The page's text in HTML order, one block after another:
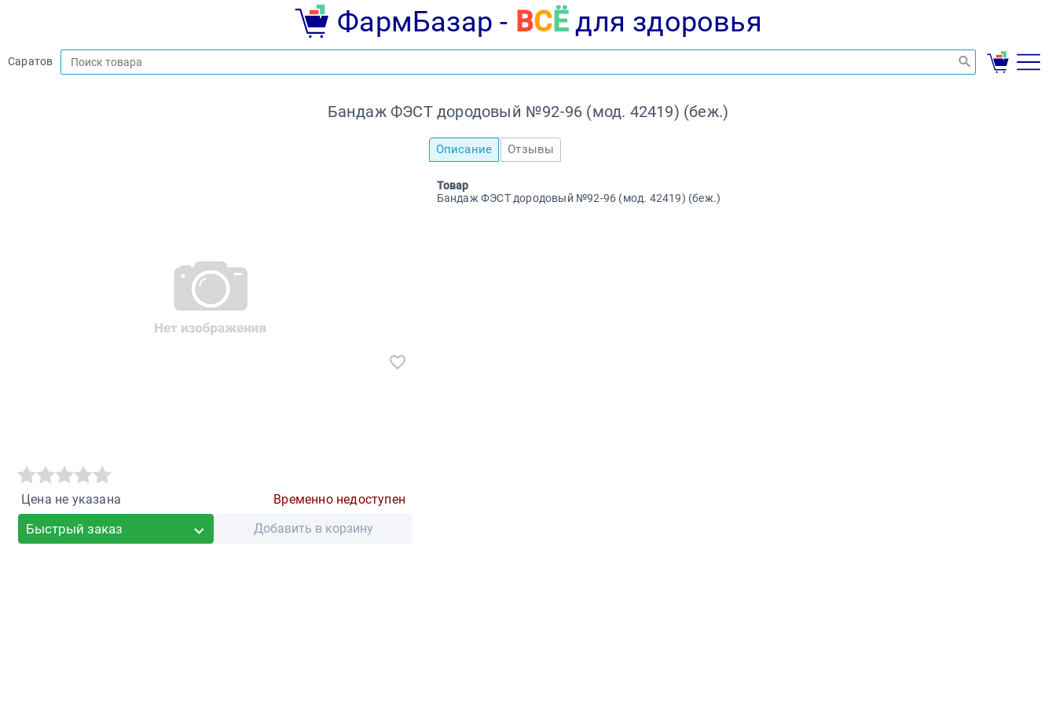
ФармБазар - ВСЁдля здоровья
Саратов
Бандаж ФЭСТ дородовый №92-96 (мод. 42419) (беж.)
Цена не указана Временно недоступен
Быстрый заказ Добавить в корзину
Описание Отзывы
Товар
Бандаж ФЭСТ дородовый №92-96 (мод. 42419) (беж.)